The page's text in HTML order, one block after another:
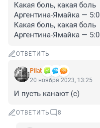
Какая боль, какая боль
Аргентина-Ямайка — 5:0
Какая боль, какая боль
Аргентина-Ямайка — 5:0
ОТВЕТИТЬ
Pilat
20 ноября 2023, 13:25
И пусть канают (с)
ОТВЕТИТЬ 8